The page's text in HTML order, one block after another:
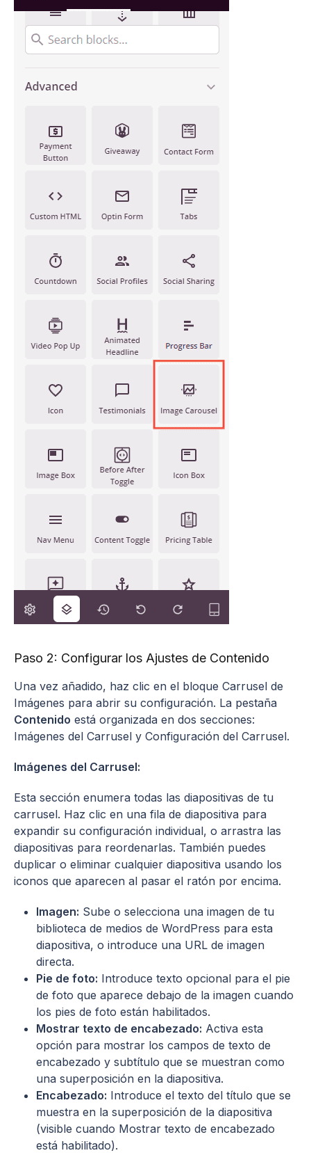
Paso 2: Configurar los Ajustes de Contenido
Una vez añadido, haz clic en el bloque Carrusel de
Imágenes para abrir su configuración. La pestaña
Contenido está organizada en dos secciones:
Imágenes del Carrusel y Configuración del Carrusel.
Imágenes del Carrusel:
Esta sección enumera todas las diapositivas de tu
carrusel. Haz clic en una fila de diapositiva para
expandir su configuración individual, o arrastra las
diapositivas para reordenarlas. También puedes
duplicar o eliminar cualquier diapositiva usando los
iconos que aparecen al pasar el ratón por encima.
Imagen: Sube o selecciona una imagen de tu
biblioteca de medios de WordPress para esta
diapositiva, o introduce una URL de imagen
directa.
Pie de foto: Introduce texto opcional para el pie
de foto que aparece debajo de la imagen cuando
los pies de foto están habilitados.
Mostrar texto de encabezado: Activa esta
opción para mostrar los campos de texto de
encabezado y subtítulo que se muestran como
una superposición en la diapositiva.
Encabezado: Introduce el texto del título que se
muestra en la superposición de la diapositiva
(visible cuando Mostrar texto de encabezado
está habilitado).